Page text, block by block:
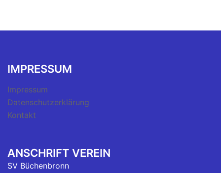
IMPRESSUM
Impressum
Datenschutzerklärung
Kontakt
ANSCHRIFT VEREIN
SV Büchenbronn